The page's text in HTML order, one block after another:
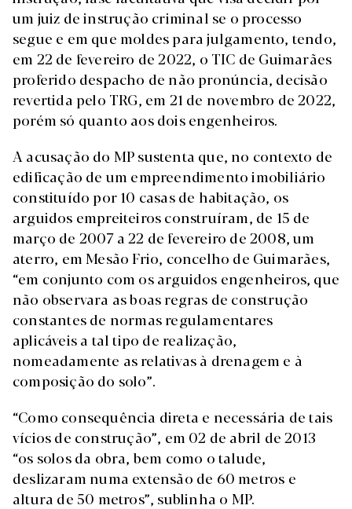
um juiz de instrução criminal se o processo
segue e em que moldes para julgamento, tendo,
em 22 de fevereiro de 2022, o TIC de Guimarães
proferido despacho de não pronúncia, decisão
revertida pelo TRG, em 21 de novembro de 2022,
porém só quanto aos dois engenheiros.
A acusação do MP sustenta que, no contexto de
edificação de um empreendimento imobiliário
constituído por 10 casas de habitação, os
arguidos empreiteiros construíram, de 15 de
março de 2007 a 22 de fevereiro de 2008, um
aterro, em Mesão Frio, concelho de Guimarães,
“em conjunto com os arguidos engenheiros, que
não observara as boas regras de construção
constantes de normas regulamentares
aplicáveis a tal tipo de realização,
nomeadamente as relativas à drenagem e à
composição do solo”.
“Como consequência direta e necessária de tais
vícios de construção”, em 02 de abril de 2013
“os solos da obra, bem como o talude,
deslizaram numa extensão de 60 metros e
altura de 50 metros”, sublinha o MP.